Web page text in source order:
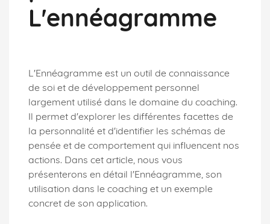
L'ennéagramme
L'Ennéagramme est un outil de connaissance
de soi et de développement personnel
largement utilisé dans le domaine du coaching.
Il permet d'explorer les différentes facettes de
la personnalité et d'identifier les schémas de
pensée et de comportement qui influencent nos
actions. Dans cet article, nous vous
présenterons en détail l'Ennéagramme, son
utilisation dans le coaching et un exemple
concret de son application.